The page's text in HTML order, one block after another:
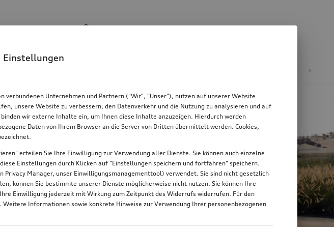
Einstellungen
Unternehmen und Partnern ("Wir", "Unser"), nutzen auf unserer Website
unsere Website zu verbessern, den Datenverkehr und die Nutzung zu analysieren und auf
wir externe Inhalte ein, um Ihnen diese Inhalte anzuzeigen. Hierdurch werden
Daten von Ihrem Browser an die Server von Dritten übermittelt werden. Cookies,
erteilen Sie Ihre Einwilligung zur Verwendung aller Dienste. Sie können auch einzelne
Einstellungen durch Klicken auf "Einstellungen speichern und fortfahren" speichern.
Privacy Manager, unser Einwilligungsmanagementtool) verwendet. Sie sind nicht gesetzlich
können Sie bestimmte unserer Dienste möglicherweise nicht nutzen. Sie können Ihre
Einwilligung jederzeit mit Wirkung zum Zeitpunkt des Widerrufs widerrufen. Für den
Informationen sowie konkrete Hinweise zur Verwendung Ihrer personenbezogenen